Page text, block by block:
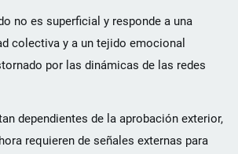
no es superficial y responde a una
colectiva y a un tejido emocional
por las dinámicas de las redes
dependientes de la aprobación exterior,
requieren de señales externas para